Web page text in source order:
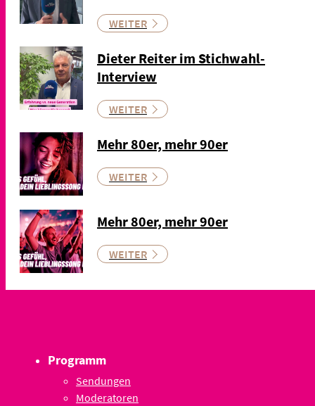
WEITER
Dieter Reiter im Stichwahl-
Interview
WEITER
Mehr 80er, mehr 90er
WEITER
Mehr 80er, mehr 90er
WEITER
Programm
Sendungen
Moderatoren